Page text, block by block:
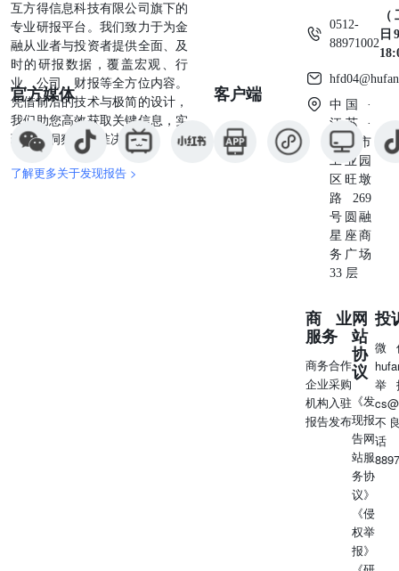
互方得信息科技有限公司旗下的
专业研报平台。我们致力于为金
融从业者与投资者提供全面、及
时的研报数据，覆盖宏观、行
业、公司、财报等全方位内容。
凭借前沿的技术与极简的设计，
我们助您高效获取关键信息，实
现深度洞察与精准决策。
了解更多关于发现报告 >
官方媒体 客户端
0512-
88971002
日
中国 ·
江苏 ·
苏州市
工业园
区旺墩
路269
号圆融
星座商
务广场
33 层
商业
服务
商务合作
企业采购
机构入驻
报告发布
网
站
协
议
《发
现报
告网
站服
务协
议》
《侵
权举
报》
投
微
举
不